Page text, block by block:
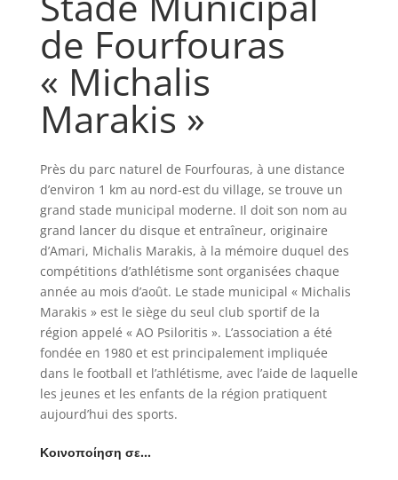
de Fourfouras
« Michalis
Marakis »
Près du parc naturel de Fourfouras, à une distance
d’environ 1 km au nord-est du village, se trouve un
grand stade municipal moderne. Il doit son nom au
grand lancer du disque et entraîneur, originaire
d’Amari, Michalis Marakis, à la mémoire duquel des
compétitions d’athlétisme sont organisées chaque
année au mois d’août. Le stade municipal « Michalis
Marakis » est le siège du seul club sportif de la
région appelé « AO Psiloritis ». L’association a été
fondée en 1980 et est principalement impliquée
dans le football et l’athlétisme, avec l’aide de laquelle
les jeunes et les enfants de la région pratiquent
aujourd’hui des sports.
Κοινοποίηση σε…